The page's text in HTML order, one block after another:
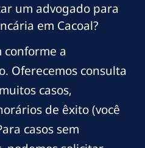
um advogado para
em Cacoal?
conforme a
Oferecemos consulta
casos,
de êxito (você
casos sem